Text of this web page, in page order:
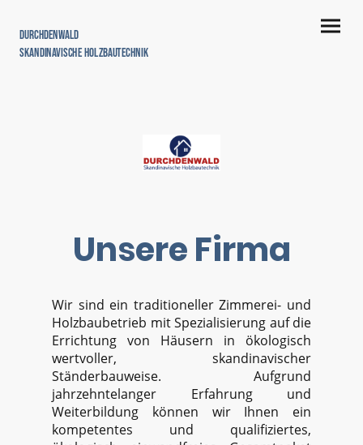
Durchdenwald
Skandinavische Holzbautechnik
Unsere Firma
Wir sind ein traditioneller Zimmerei- und
Holzbaubetrieb mit Spezialisierung auf die
Errichtung von Häusern in ökologisch
wertvoller, skandinavischer
Ständerbauweise. Aufgrund
jahrzehntelanger Erfahrung und
Weiterbildung können wir Ihnen ein
kompetentes und qualifiziertes,